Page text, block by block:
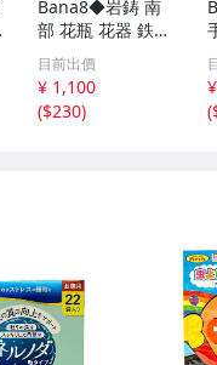
Bana8◆岩鋳 南
部 花瓶 花器 鉄瓶
鉄器 和風 飾壺 イ
ンテリア
目前出價
¥ 1,100
($230)
(